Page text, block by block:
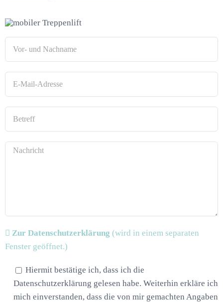
Zur Datenschutzerklärung (wird in einem separaten
Fenster geöffnet.)
Hiermit bestätige ich, dass ich die
Datenschutzerklärung gelesen habe. Weiterhin erkläre ich
mich einverstanden, dass die von mir gemachten Angaben